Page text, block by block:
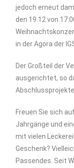
jedoch erneut
den 19.12 von
in der Agora der
Der Großteil der
ausgerichtet, so
Freuen Sie sich
Jahrgänge und
mit vielen
Geschenk?
Passendes. Seit